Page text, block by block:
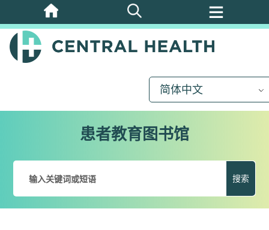
跳
至
主
简体中文
患者教育图书馆
搜索